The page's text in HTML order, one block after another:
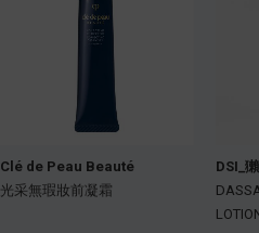
Clé de Peau Beauté
光采無瑕妝前凝霜
DSI_